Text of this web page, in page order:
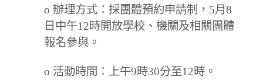
o 辦理方式：採團體預約申請制，5月8
日中午12時開放學校、機關及相關團體
報名參與。
o 活動時間：上午9時30分至12時。